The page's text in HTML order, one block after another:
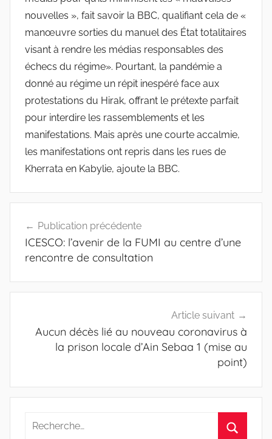
nouvelles », fait savoir la BBC, qualifiant cela de «
manœuvre sorties du manuel des État totalitaires
visant à rendre les médias responsables des
échecs du régime». Pourtant, la pandémie a
donné au régime un répit inespéré face aux
protestations du Hirak, offrant le prétexte parfait
pour interdire les rassemblements et les
manifestations. Mais après une courte accalmie,
les manifestations ont repris dans les rues de
Kherrata en Kabylie, ajoute la BBC.
de
l’article
Publication précédente
ICESCO: l’avenir de la FUMI au centre d’une
rencontre de consultation
Article suivant
Aucun décès lié au nouveau coronavirus à
la prison locale d’Ain Sebaa 1 (mise au
point)
Recherche